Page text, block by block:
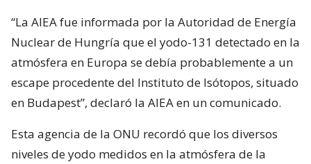
“La AIEA fue informada por la Autoridad de Energía
Nuclear de Hungría que el yodo-131 detectado en la
atmósfera en Europa se debía probablemente a un
escape procedente del Instituto de Isótopos, situado
en Budapest”, declaró la AIEA en un comunicado.
Esta agencia de la ONU recordó que los diversos
niveles de yodo medidos en la atmósfera de la